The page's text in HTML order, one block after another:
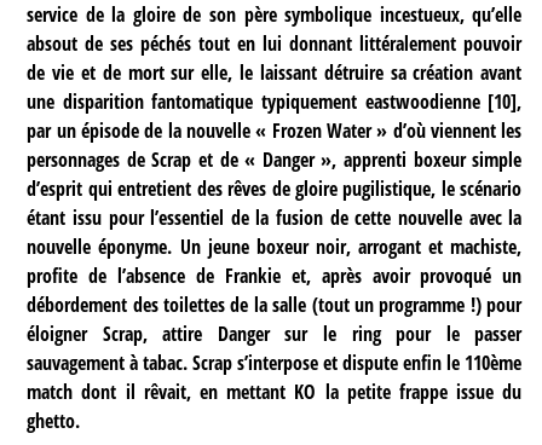
service de la gloire de son père symbolique incestueux, qu’elle
absout de ses péchés tout en lui donnant littéralement pouvoir
de vie et de mort sur elle, le laissant détruire sa création avant
une disparition fantomatique typiquement eastwoodienne[10],
par un épisode de la nouvelle « Frozen Water » d’où viennent les
personnages de Scrap et de « Danger », apprenti boxeur simple
d’esprit qui entretient des rêves de gloire pugilistique, le scénario
étant issu pour l’essentiel de la fusion de cette nouvelle avec la
nouvelle éponyme. Un jeune boxeur noir, arrogant et machiste,
profite de l’absence de Frankie et, après avoir provoqué un
débordement des toilettes de la salle (tout un programme !) pour
éloigner Scrap, attire Danger sur le ring pour le passer
sauvagement à tabac. Scrap s’interpose et dispute enfin le 110ème
match dont il rêvait, en mettant KO la petite frappe issue du
ghetto.